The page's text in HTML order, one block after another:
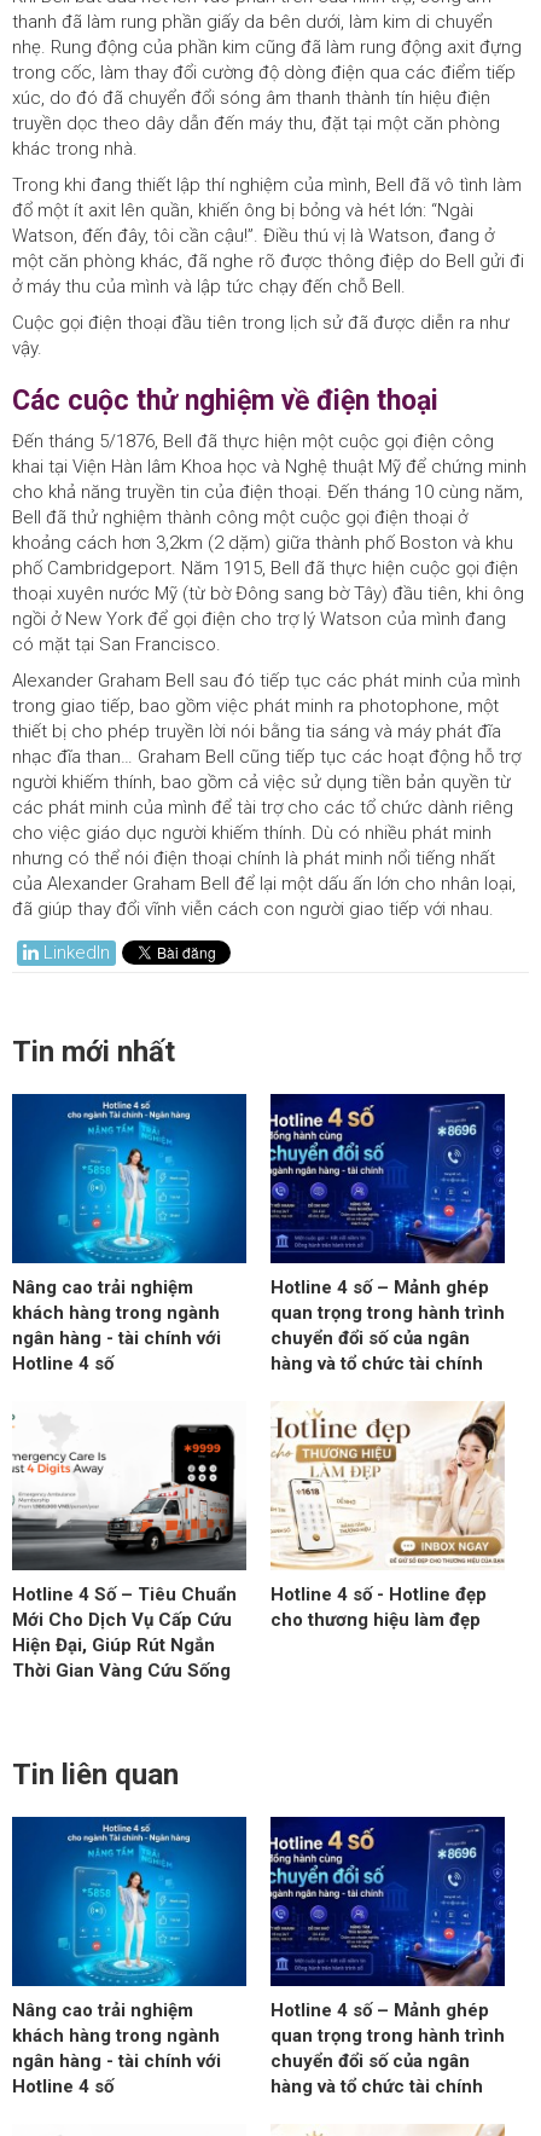
thanh đã làm rung phần giấy da bên dưới, làm kim di chuyển
nhẹ. Rung động của phần kim cũng đã làm rung động axit đựng
trong cốc, làm thay đổi cường độ dòng điện qua các điểm tiếp
xúc, do đó đã chuyển đổi sóng âm thanh thành tín hiệu điện
truyền dọc theo dây dẫn đến máy thu, đặt tại một căn phòng
khác trong nhà.
Trong khi đang thiết lập thí nghiệm của mình, Bell đã vô tình làm
đổ một ít axit lên quần, khiến ông bị bỏng và hét lớn: “Ngài
Watson, đến đây, tôi cần cậu!”. Điều thú vị là Watson, đang ở
một căn phòng khác, đã nghe rõ được thông điệp do Bell gửi đi
ở máy thu của mình và lập tức chạy đến chỗ Bell.
Cuộc gọi điện thoại đầu tiên trong lịch sử đã được diễn ra như
vậy.
Các cuộc thử nghiệm về điện thoại
Đến tháng 5/1876, Bell đã thực hiện một cuộc gọi điện công
khai tại Viện Hàn lâm Khoa học và Nghệ thuật Mỹ để chứng minh
cho khả năng truyền tin của điện thoại. Đến tháng 10 cùng năm,
Bell đã thử nghiệm thành công một cuộc gọi điện thoại ở
khoảng cách hơn 3,2km (2 dặm) giữa thành phố Boston và khu
phố Cambridgeport. Năm 1915, Bell đã thực hiện cuộc gọi điện
thoại xuyên nước Mỹ (từ bờ Đông sang bờ Tây) đầu tiên, khi ông
ngồi ở New York để gọi điện cho trợ lý Watson của mình đang
có mặt tại San Francisco.
Alexander Graham Bell sau đó tiếp tục các phát minh của mình
trong giao tiếp, bao gồm việc phát minh ra photophone, một
thiết bị cho phép truyền lời nói bằng tia sáng và máy phát đĩa
nhạc đĩa than… Graham Bell cũng tiếp tục các hoạt động hỗ trợ
người khiếm thính, bao gồm cả việc sử dụng tiền bản quyền từ
các phát minh của mình để tài trợ cho các tổ chức dành riêng
cho việc giáo dục người khiếm thính. Dù có nhiều phát minh
nhưng có thể nói điện thoại chính là phát minh nổi tiếng nhất
của Alexander Graham Bell để lại một dấu ấn lớn cho nhân loại,
đã giúp thay đổi vĩnh viễn cách con người giao tiếp với nhau.
LinkedIn
Tin mới nhất
Nâng cao trải nghiệm
khách hàng trong ngành
ngân hàng - tài chính với
Hotline 4 số
Hotline 4 số – Mảnh ghép
quan trọng trong hành trình
chuyển đổi số của ngân
hàng và tổ chức tài chính
Hotline 4 Số – Tiêu Chuẩn
Mới Cho Dịch Vụ Cấp Cứu
Hiện Đại, Giúp Rút Ngắn
Thời Gian Vàng Cứu Sống
Hotline 4 số - Hotline đẹp
cho thương hiệu làm đẹp
Tin liên quan
Nâng cao trải nghiệm
khách hàng trong ngành
ngân hàng - tài chính với
Hotline 4 số
Hotline 4 số – Mảnh ghép
quan trọng trong hành trình
chuyển đổi số của ngân
hàng và tổ chức tài chính